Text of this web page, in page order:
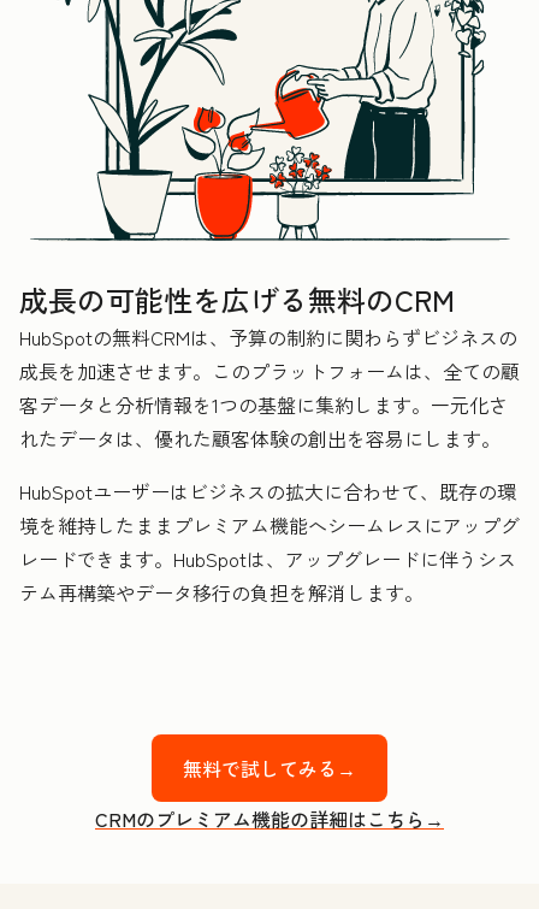
成長の可能性を広げる無料のCRM
HubSpotの無料CRMは、予算の制約に関わらずビジネスの
成長を加速させます。このプラットフォームは、全ての顧
客データと分析情報を1つの基盤に集約します。一元化さ
れたデータは、優れた顧客体験の創出を容易にします。
HubSpotユーザーはビジネスの拡大に合わせて、既存の環
境を維持したままプレミアム機能へシームレスにアップグ
レードできます。HubSpotは、アップグレードに伴うシス
テム再構築やデータ移行の負担を解消します。
無料で試してみる→
CRMのプレミアム機能の詳細はこちら→